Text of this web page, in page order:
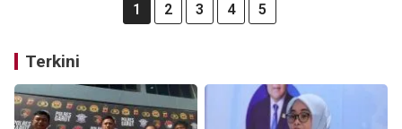
1 2 3 4 5
Terkini